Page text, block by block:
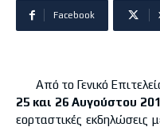
Facebook
Από το Γενικό
25 και 26 Αυγούστου
εορταστικές εκδηλώσεις